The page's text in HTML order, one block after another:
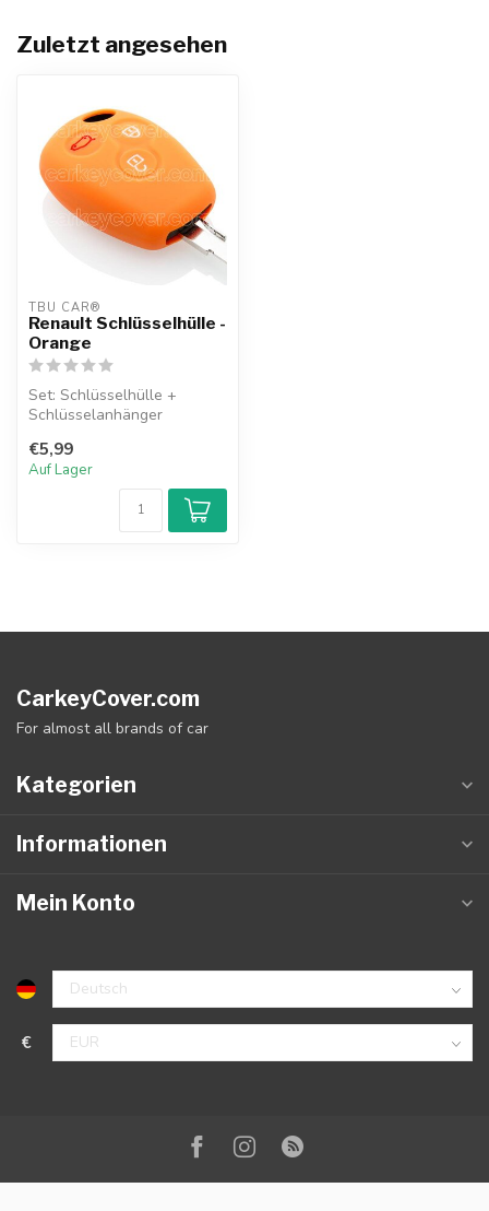
Zuletzt angesehen
TBU CAR®
Renault Schlüsselhülle -
Orange
Set: Schlüsselhülle +
Schlüsselanhänger
€5,99
Auf Lager
CarkeyCover.com
For almost all brands of car
Kategorien
Informationen
Mein Konto
€